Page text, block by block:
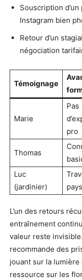
Souscription
Instagram bien
Retour d’un
négociation
Témoignage
Marie
Pas
pro
Thomas
Luc
(jardinier)
L’un des retours
entraînement
valeur reste
recommande des
jouant sur la
ressource sur les